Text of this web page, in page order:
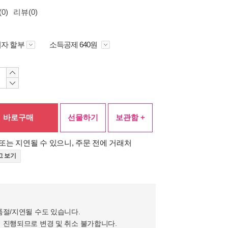
리뷰(0)
할부 소득공제 640원
바로구매 선물하기 보관함 +
는 지연될 수 있으니, 주문 전에 거래처
보기
/지연될 수도 있습니다.
행되므로 변경 및 취소 불가합니다.